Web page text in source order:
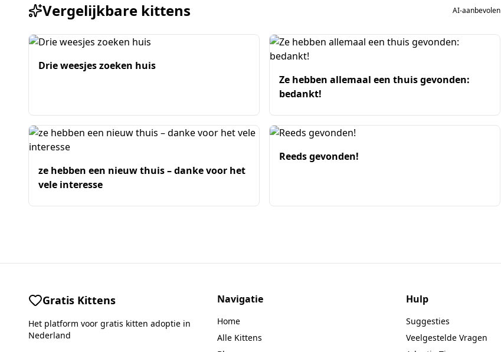
Vergelijkbare kittens AI-aanbevolen
Drie weesjes zoeken huis
Ze hebben allemaal een thuis gevonden:
bedankt!
ze hebben een nieuw thuis – danke voor het
vele interesse
Reeds gevonden!
Gratis Kittens
Het platform voor gratis kitten adoptie in
Nederland
Navigatie
Home
Alle Kittens
Hulp
Suggesties
Veelgestelde Vragen